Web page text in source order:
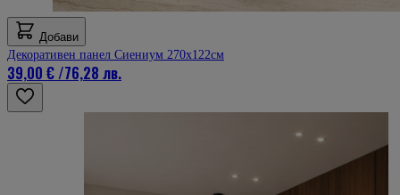
Добави
Декоративен панел Сиениум 270х122см
39,00 €/76,28 лв.